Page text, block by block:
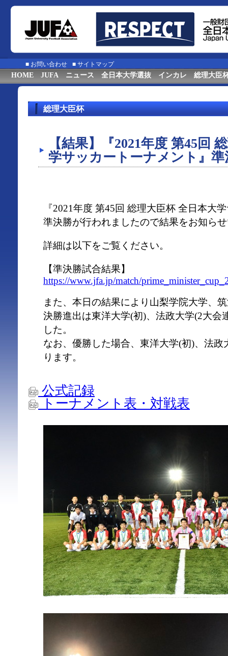
■ お問い合わせ ■ サイトマップ
HOME JUFA ニュース 全日本大学選抜 インカレ 総理大臣
総理大臣杯
【結果】『2021年度 第45回
学サッカートーナメント』準
『2021年度 第45回 総理大臣杯 全日本大
準決勝が行われましたので結果をお知ら
詳細は以下をご覧ください。
【準決勝試合結果】
https://www.jfa.jp/match/
また、本日の結果により山梨学院大学、
決勝進出は東洋大学(初)、法政大学(2大会
した。
なお、優勝した場合、東洋大学(初)、法政
ります。
公式記録
トーナメント表・対戦表